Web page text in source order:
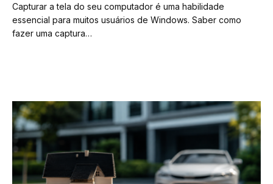
Capturar a tela do seu computador é uma habilidade
essencial para muitos usuários de Windows. Saber como
fazer uma captura…